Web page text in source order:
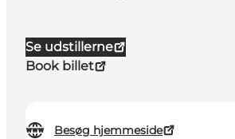
Se udstillerne
Book billet
Besøg hjemmeside